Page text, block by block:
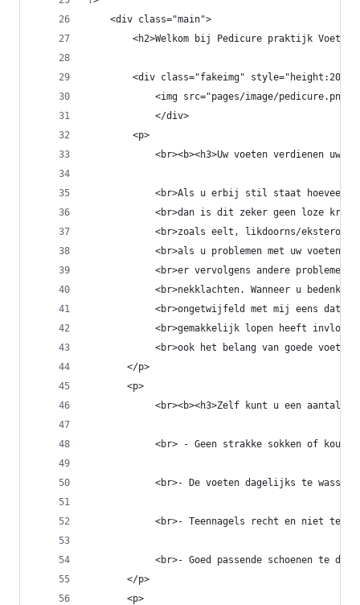
    <div class="main">
<h2>Welkom bij Pedicure praktijk Voeten
<div class="fakeimg"
<img src="pages/image/pedicure.png"
            </div>
        <p>
<br><b><h3>Uw voeten verdienen uw
<br>Als u erbij stil staat hoeveel
<br>dan is dit zeker geen loze
<br>zoals eelt, likdoorns/
<br>als u problemen met uw voeten
<br>er vervolgens andere problemen
<br>nekklachten. Wanneer u bedenkt
<br>ongetwijfeld met mij eens dat
<br>gemakkelijk lopen heeft
<br>ook het belang van goede
       </p>
       <p>
<br><b><h3>Zelf kunt u een aantal
<br> - Geen strakke sokken of
<br>- De voeten dagelijks te
<br>- Teennagels recht en niet te
<br>- Goed passende schoenen te
       </p>
       <p>